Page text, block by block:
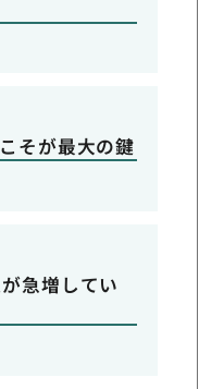
そが最大の鍵
急増してい